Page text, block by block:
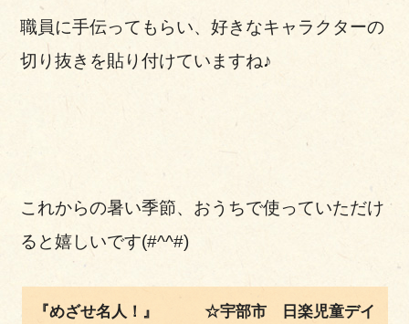
職員に手伝ってもらい、好きなキャラクターの
切り抜きを貼り付けていますね♪
これからの暑い季節、おうちで使っていただけ
ると嬉しいです(#^^#)
『めざせ名人！』 ☆宇部市 日楽児童デイ